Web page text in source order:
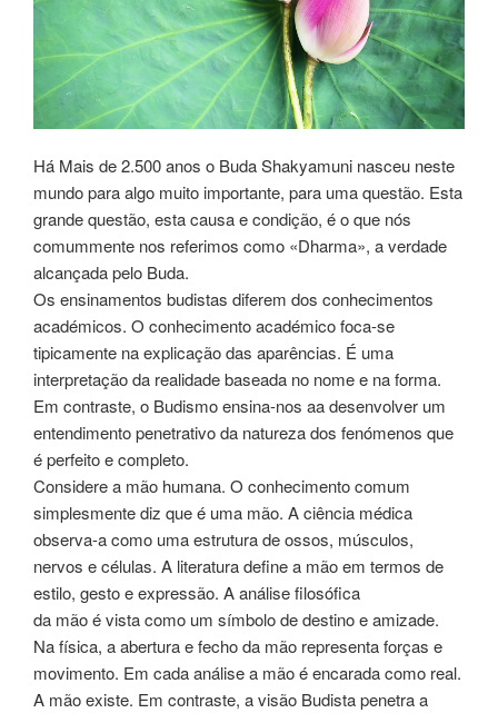
Há Mais de 2.500 anos o Buda Shakyamuni nasceu neste
mundo para algo muito importante, para uma questão. Esta
grande questão, esta causa e condição, é o que nós
comummente nos referimos como «Dharma», a verdade
alcançada pelo Buda.
Os ensinamentos budistas diferem dos conhecimentos
académicos. O conhecimento académico foca-se
tipicamente na explicação das aparências. É uma
interpretação da realidade baseada no nome e na forma.
Em contraste, o Budismo ensina-nos aa desenvolver um
entendimento penetrativo da natureza dos fenómenos que
é perfeito e completo.
Considere a mão humana. O conhecimento comum
simplesmente diz que é uma mão. A ciência médica
observa-a como uma estrutura de ossos, músculos,
nervos e células. A literatura define a mão em termos de
estilo, gesto e expressão. A análise filosófica
da mão é vista como um símbolo de destino e amizade.
Na física, a abertura e fecho da mão representa forças e
movimento. Em cada análise a mão é encarada como real.
A mão existe. Em contraste, a visão Budista penetra a